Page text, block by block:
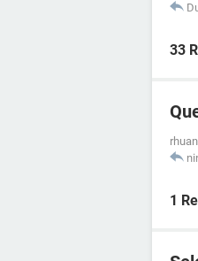
33
rhuan
1